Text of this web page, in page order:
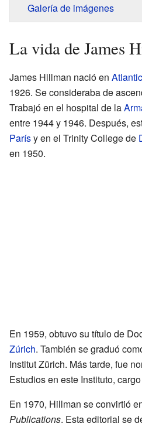
Galería de imágenes
La vida de James
James Hillman nació en
1926. Se consideraba de
Trabajó en el hospital de la
entre 1944 y 1946. Después,
Parísy en el Trinity College de
en 1950.
En 1959, obtuvo su título de
Zúrich. También se graduó
Institut Zürich. Más tarde, fue
Estudios en este Instituto,
En 1970, Hillman se convirtió
Publications. Esta editorial se